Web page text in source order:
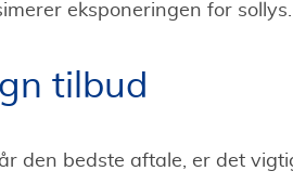
eksponeringen for sollys.
tilbud
den bedste aftale, er det